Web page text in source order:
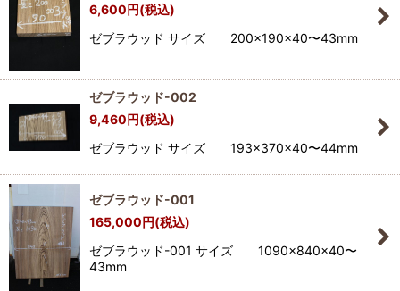
6,600円(税込)
ゼブラウッド サイズ 200×190×40〜43mm
ゼブラウッド-002
9,460円(税込)
ゼブラウッド サイズ 193×370×40〜44mm
ゼブラウッド-001
165,000円(税込)
ゼブラウッド-001 サイズ 1090×840×40〜
43mm